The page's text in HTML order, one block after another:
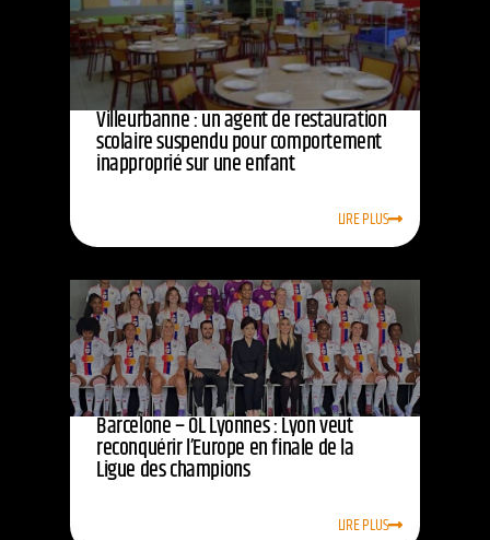
Villeurbanne : un agent de restauration
scolaire suspendu pour comportement
inapproprié sur une enfant
LIRE PLUS
Barcelone – OL Lyonnes : Lyon veut
reconquérir l’Europe en finale de la
Ligue des champions
LIRE PLUS